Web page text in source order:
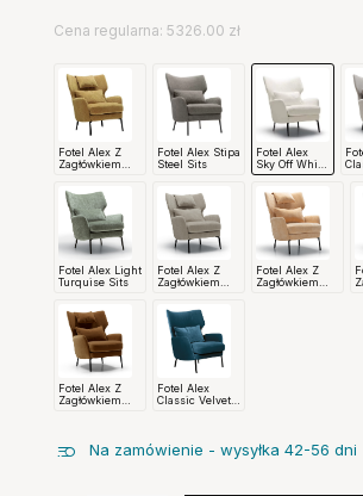
Cena regularna: 5326.00 zł
Fotel Alex Z
Zagłówkiem
Fotel Alex Stipa
Steel Sits
Fotel Alex
Sky Off White
Sits
Fotel Alex Light
Turquise Sits
Fotel Alex Z
Zagłówkiem
Fotel Alex Z
Zagłówkiem
Fotel Alex Z
Zagłówkiem
Fotel Alex
Classic Velvet
Na zamówienie - wysyłka 42-56 dni